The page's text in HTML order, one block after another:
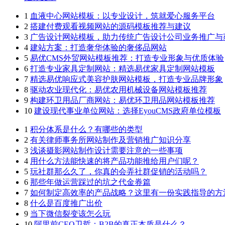
1 血液中心网站模板：以专业设计，筑就爱心服务平台
2 搭建付费观看视频网站的源码模板推荐与建议
3 广告设计网站模板，助力传统广告设计公司业务推广与
4 建站方案：打造奢华体验的奢侈品网站
5 易优CMS外贸网站模板推荐：打造专业形象与优质体验
6 打造专业家具定制网站：精选易优家具定制网站模板
7 精选易优响应式美容护肤网站模板，打造专业品牌形象
8 驱动农业现代化：易优农用机械设备网站模板推荐
9 构建环卫用品厂商网站：易优环卫用品网站模板推荐
10 建设现代事业单位网站：选择EyouCMS政府单位模板
1 积分体系是什么？有哪些的类型
2 有关律师事务所网站制作及营销推广知识分享
3 浅谈摄影网站制作设计需要注意的一些事项
4 用什么方法能快速的将产品功能推给用户们呢？
5 玩社群那么久了，你真的会弄社群促销的活动吗？
6 那些年做运营踩过的坑之代金券篇
7 如何制定高效率的产品战略？这里有一份实践指导的方
8 什么是百度推广出价
9 当下微信裂变该怎么玩